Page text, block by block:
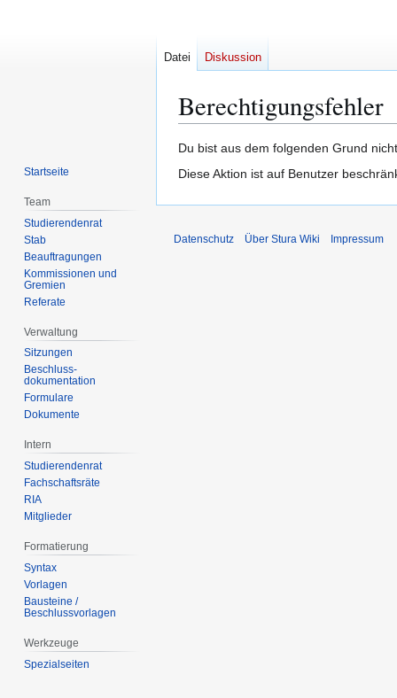
Berechtigungsfehler
Zur
Navigation
Zur
Suche
Du bist aus dem folgenden Grund
Diese Aktion ist auf Benutzer
Datei Diskussion
Startseite
Team
Studierendenrat
Stab
Beauftragungen
Kommissionen und
Gremien
Referate
Verwaltung
Sitzungen
Beschluss-
dokumentation
Formulare
Dokumente
Intern
Studierendenrat
Fachschaftsräte
RIA
Mitglieder
Formatierung
Syntax
Vorlagen
Bausteine /
Beschlussvorlagen
Werkzeuge
Spezialseiten
Datenschutz Über Stura Wiki Impressum